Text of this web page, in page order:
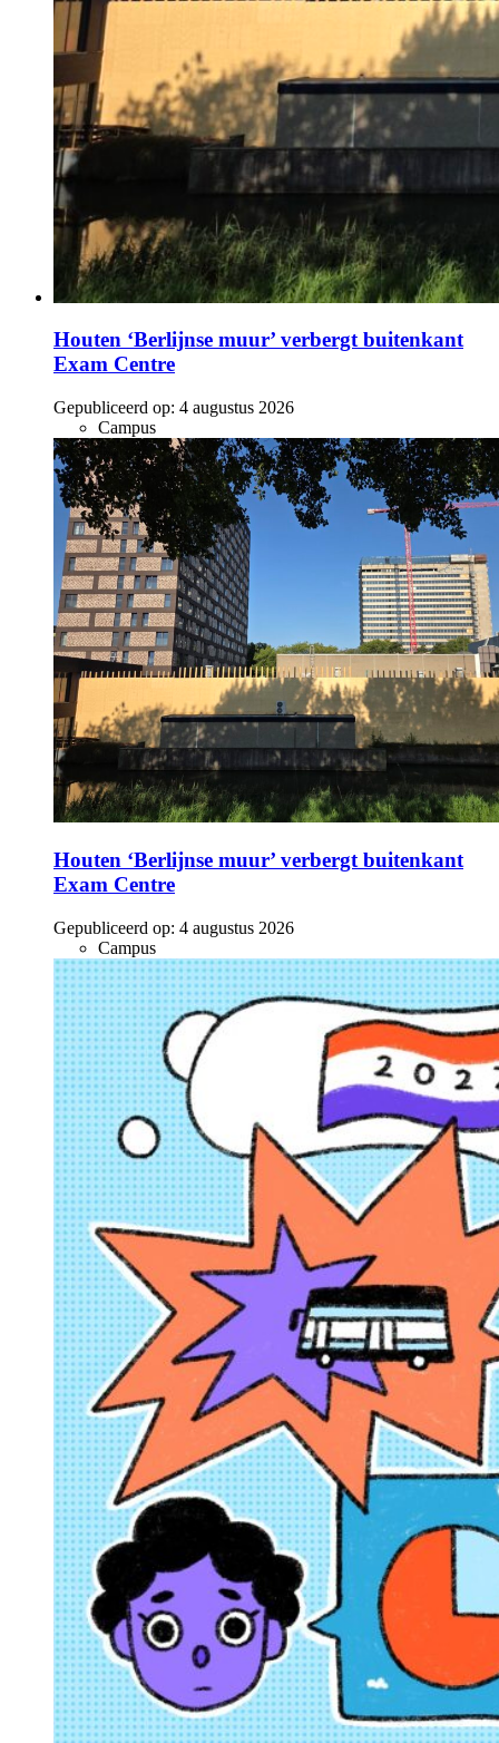
Houten ‘Berlijnse muur’ verbergt buitenkant
Exam Centre
Gepubliceerd op: 4 augustus 2026
Campus
Houten ‘Berlijnse muur’ verbergt buitenkant
Exam Centre
Gepubliceerd op: 4 augustus 2026
Campus